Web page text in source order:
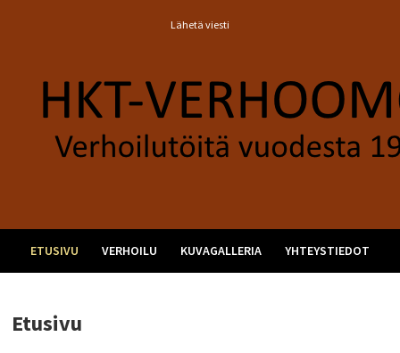
Lähetä viesti
ETUSIVU VERHOILU KUVAGALLERIA YHTEYSTIEDOT
Etusivu